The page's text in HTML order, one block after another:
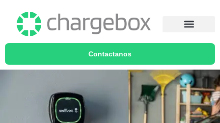
Contactanos